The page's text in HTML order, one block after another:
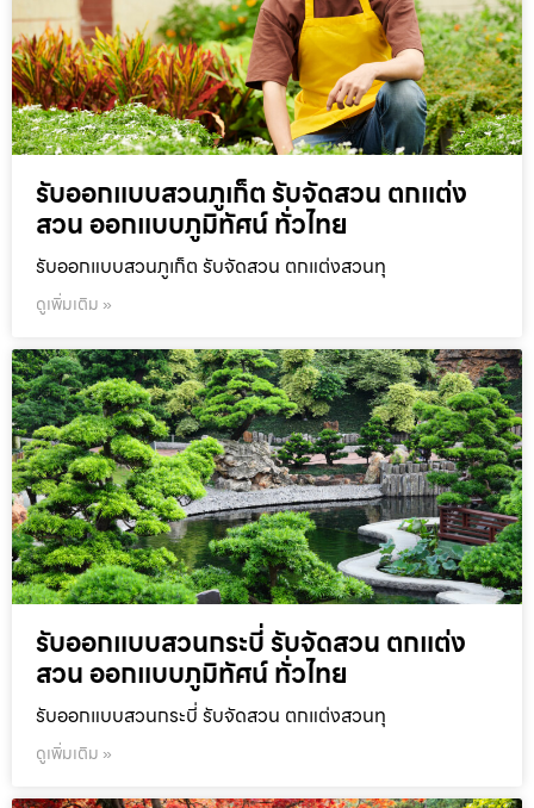
รับออกแบบสวนภูเก็ต รับจัดสวน ตกแต่ง
สวน ออกแบบภูมิทัศน์ ทั่วไทย
รับออกแบบสวนภูเก็ต รับจัดสวน ตกแต่งสวนทุ
ดูเพิ่มเติม »
รับออกแบบสวนกระบี่ รับจัดสวน ตกแต่ง
สวน ออกแบบภูมิทัศน์ ทั่วไทย
รับออกแบบสวนกระบี่ รับจัดสวน ตกแต่งสวนทุ
ดูเพิ่มเติม »